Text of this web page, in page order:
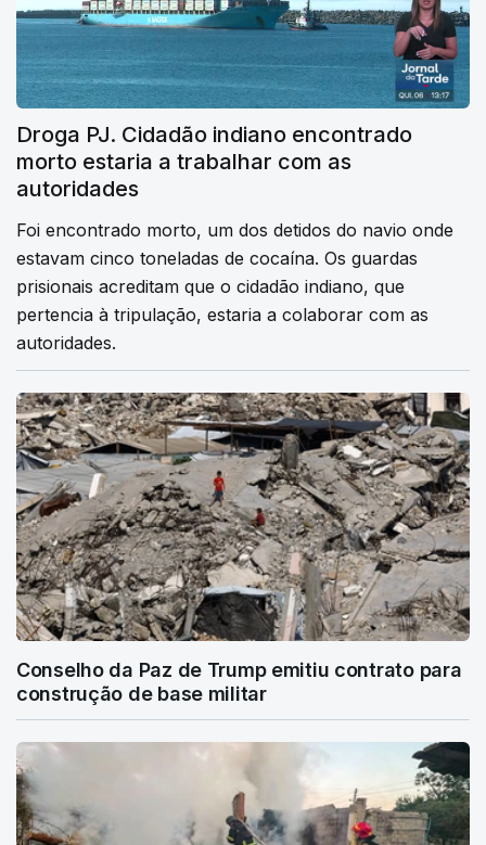
Droga PJ. Cidadão indiano encontrado
morto estaria a trabalhar com as
autoridades
Foi encontrado morto, um dos detidos do navio onde
estavam cinco toneladas de cocaína. Os guardas
prisionais acreditam que o cidadão indiano, que
pertencia à tripulação, estaria a colaborar com as
autoridades.
Conselho da Paz de Trump emitiu contrato para
construção de base militar